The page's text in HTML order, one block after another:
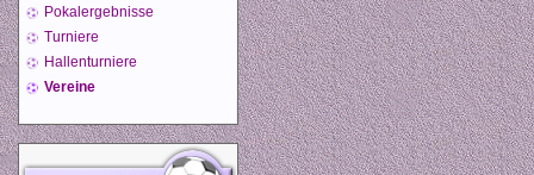
Pokalergebnisse
Turniere
Hallenturniere
Vereine